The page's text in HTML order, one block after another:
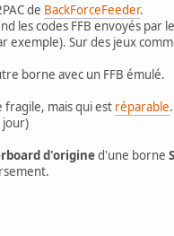
de BackForceFeeder.
les codes FFB envoyés par
Sur des jeux
borne avec un FFB émulé.
mais qui est réparable
jour)
d'origined'une borne